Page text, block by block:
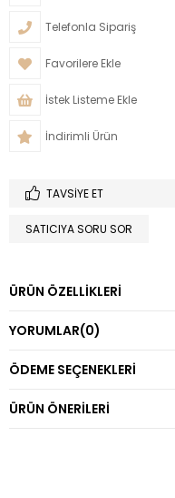
Telefonla Sipariş
Favorilere Ekle
İstek Listeme Ekle
İndirimli Ürün
TAVSIYE ET
SATICIYA SORU SOR
ÜRÜN ÖZELLIKLERI
YORUMLAR(0)
ÖDEME SEÇENEKLERI
ÜRÜN ÖNERILERI